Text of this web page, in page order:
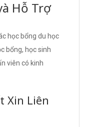
Hỗ Trợ
học bổng du học
bổng, học sinh
viên có kinh
Xin Liên